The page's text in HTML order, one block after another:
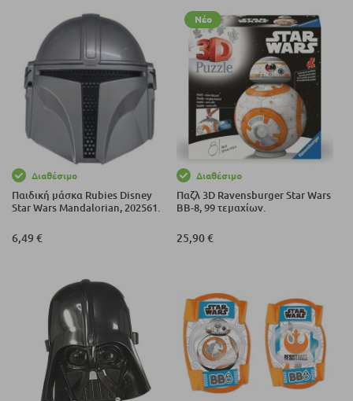
Διαθέσιμο
Παιδική μάσκα Rubies Disney
Star Wars Mandalorian, 202561.
6,49 €
Νέο
Διαθέσιμο
Παζλ 3D Ravensburger Star Wars
BB-8, 99 τεμαχίων.
25,90 €